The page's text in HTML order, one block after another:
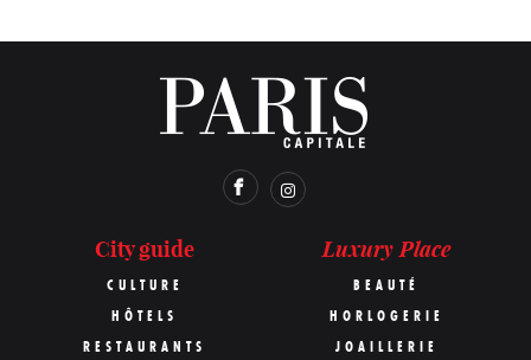
City guide
CULTURE
HÔTELS
RESTAURANTS
Luxury Place
BEAUTÉ
HORLOGERIE
JOAILLERIE